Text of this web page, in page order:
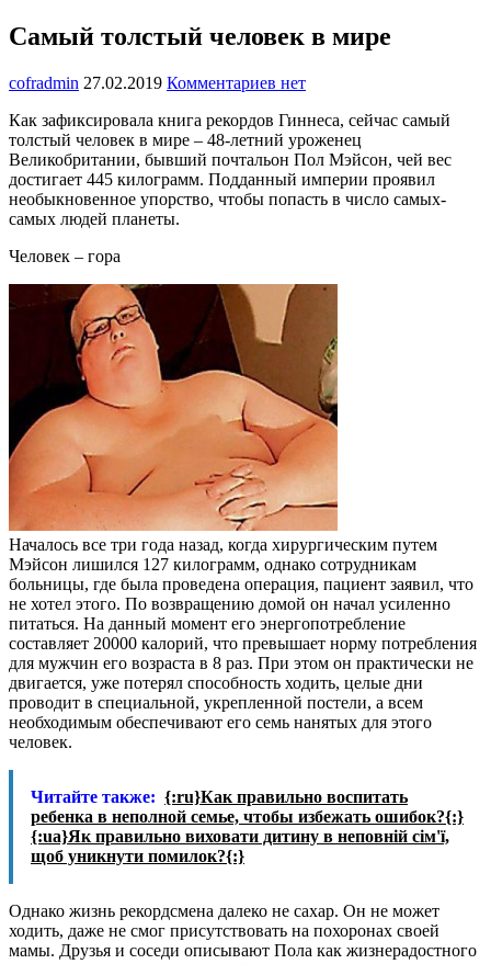
Самый толстый человек в мире
cofradmin 27.02.2019 Комментариев нет
Как зафиксировала книга рекордов Гиннеса, сейчас самый
толстый человек в мире – 48-летний уроженец
Великобритании, бывший почтальон Пол Мэйсон, чей вес
достигает 445 килограмм. Подданный империи проявил
необыкновенное упорство, чтобы попасть в число самых-
самых людей планеты.
Человек – гора
Началось все три года назад, когда хирургическим путем
Мэйсон лишился 127 килограмм, однако сотрудникам
больницы, где была проведена операция, пациент заявил, что
не хотел этого. По возвращению домой он начал усиленно
питаться. На данный момент его энергопотребление
составляет 20000 калорий, что превышает норму потребления
для мужчин его возраста в 8 раз. При этом он практически не
двигается, уже потерял способность ходить, целые дни
проводит в специальной, укрепленной постели, а всем
необходимым обеспечивают его семь нанятых для этого
человек.
Читайте также: {:ru}Как правильно воспитать
ребенка в неполной семье, чтобы избежать ошибок?{:}
{:ua}Як правильно виховати дитину в неповній сім'ї,
щоб уникнути помилок?{:}
Однако жизнь рекордсмена далеко не сахар. Он не может
ходить, даже не смог присутствовать на похоронах своей
мамы. Друзья и соседи описывают Пола как жизнерадостного